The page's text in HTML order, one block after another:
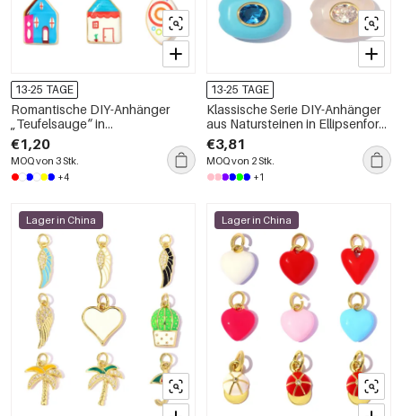
13-25 TAGE
Romantische DIY-Anhänger
„Teufelsauge“ in
unregelmäßiger,
ellipsenförmiger Form, Kupfer-
Gold-Farbe, für Damen
€1,20
MOQ von 3 Stk.
+4
13-25 TAGE
Klassische Serie DIY-Anhänger
aus Natursteinen in Ellipsenform
für Damen
€3,81
MOQ von 2 Stk.
+1
Lager in China Lager in China